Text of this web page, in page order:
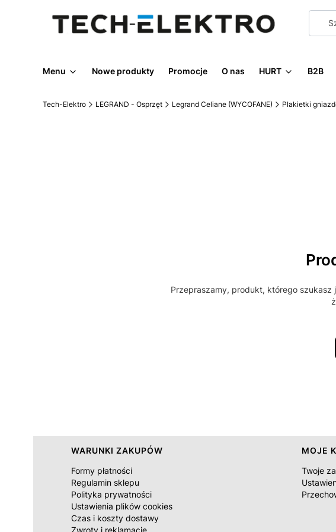
Menu Nowe produkty Promocje O nas HURT B2B
Tech-Elektro LEGRAND - Osprzęt Legrand Celiane (WYCOFANE) Plakietki
Przepraszamy, produkt, którego szukasz
Linki w stopce
WARUNKI ZAKUPÓW
Formy płatności
Regulamin sklepu
Polityka prywatności
Ustawienia plików cookies
Czas i koszty dostawy
Zwroty i reklamacje
MOJE
Twoje